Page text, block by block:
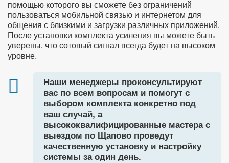
помощью которого вы сможете без ограничений
пользоваться мобильной связью и интернетом для
общения с близкими и загрузки различных приложений.
После установки комплекта усиления вы можете быть
уверены, что сотовый сигнал всегда будет на высоком
уровне.
Наши менеджеры проконсультируют
вас по всем вопросам и помогут с
выбором комплекта конкретно под
ваш случай, а
высококвалифицированные мастера с
выездом по Щапово проведут
качественную установку и настройку
системы за один день.